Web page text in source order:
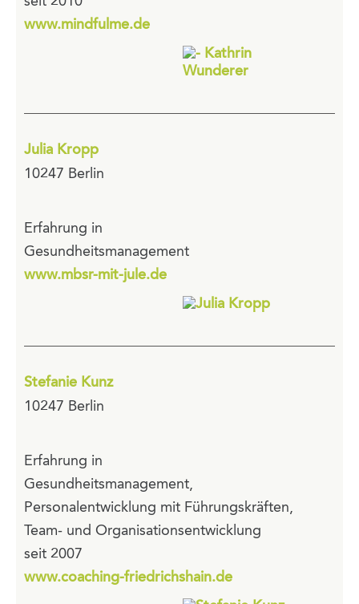
www.mindfulme.de
Julia Kropp
10247 Berlin
Erfahrung in
Gesundheitsmanagement
www.mbsr-mit-jule.de
Stefanie Kunz
10247 Berlin
Erfahrung in
Gesundheitsmanagement,
Personalentwicklung mit Führungskräften,
Team- und Organisationsentwicklung
seit 2007
www.coaching-friedrichshain.de